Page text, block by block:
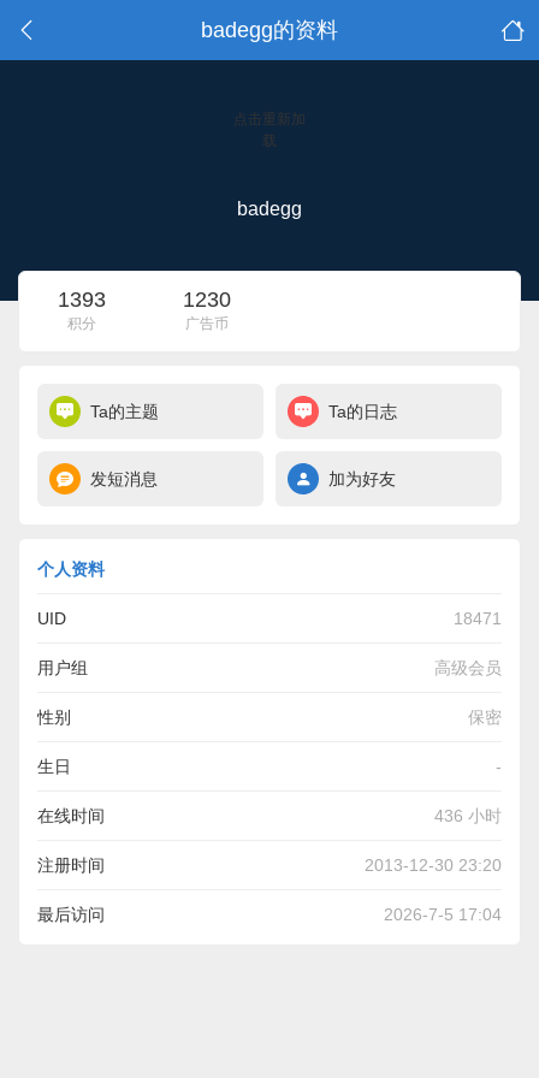
badegg的资料
点击重新加
载
badegg
1393
积分
1230
广告币
Ta的主题 Ta的日志
发短消息 加为好友
个人资料
UID 18471
用户组 高级会员
性别 保密
生日 -
在线时间 436 小时
注册时间 2013-12-30 23:20
最后访问 2026-7-5 17:04